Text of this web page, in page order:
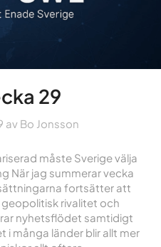
29
av Bo Jonsson
måste Sverige välja
När jag summerar vecka
fortsätter att
rivalitet och
nyhetsflödet samtidigt
många länder blir allt mer